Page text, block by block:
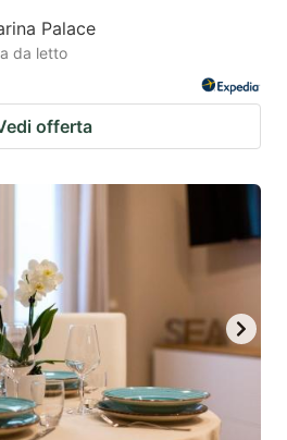
Palace
da letto
offerta